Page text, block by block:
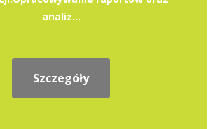
analiz...
Szczegóły